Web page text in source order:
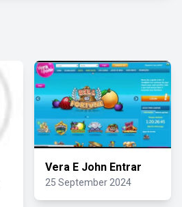
Vera E John Entrar
25 September 2024